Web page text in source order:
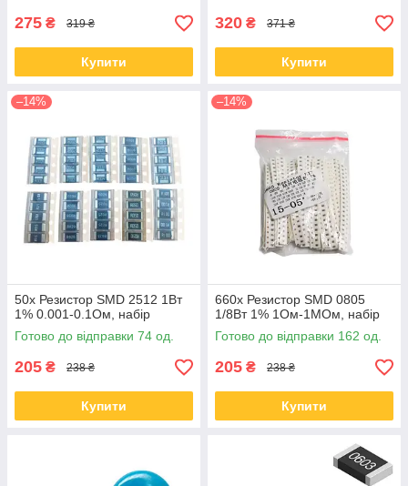
275 ₴ 319 ₴
Купити
320 ₴ 371 ₴
Купити
–14%
50x Резистор SMD 2512 1Вт
1% 0.001-0.1Ом, набір
Готово до відправки 74 од.
205 ₴ 238 ₴
Купити
–14%
660x Резистор SMD 0805
1/8Вт 1% 1Ом-1МОм, набір
Готово до відправки 162 од.
205 ₴ 238 ₴
Купити